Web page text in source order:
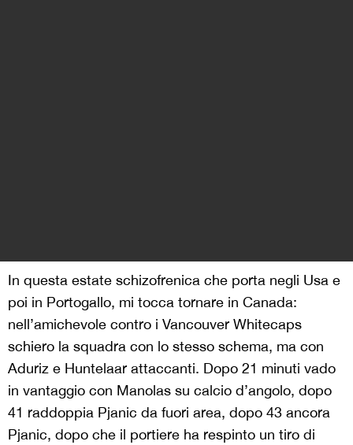
In questa estate schizofrenica che porta negli Usa e
poi in Portogallo, mi tocca tornare in Canada:
nell’amichevole contro i Vancouver Whitecaps
schiero la squadra con lo stesso schema, ma con
Aduriz e Huntelaar attaccanti. Dopo 21 minuti vado
in vantaggio con Manolas su calcio d’angolo, dopo
41 raddoppia Pjanic da fuori area, dopo 43 ancora
Pjanic, dopo che il portiere ha respinto un tiro di